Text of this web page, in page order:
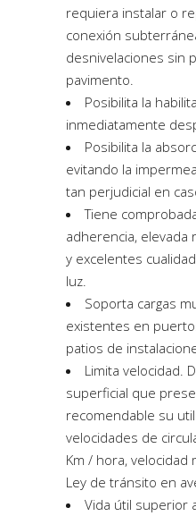
requiera instalar o
conexión
desnivelaciones sin
pavimento.
Posibilita la
inmediatamente
Posibilita la
evitando la
tan perjudicial en
Tiene
adherencia, elevada
y excelentes
luz.
Soporta cargas
existentes en
patios de
Limita velocidad.
superficial que
recomendable su
velocidades de
Km / hora, velocidad
Ley de tránsito en
Vida útil superior